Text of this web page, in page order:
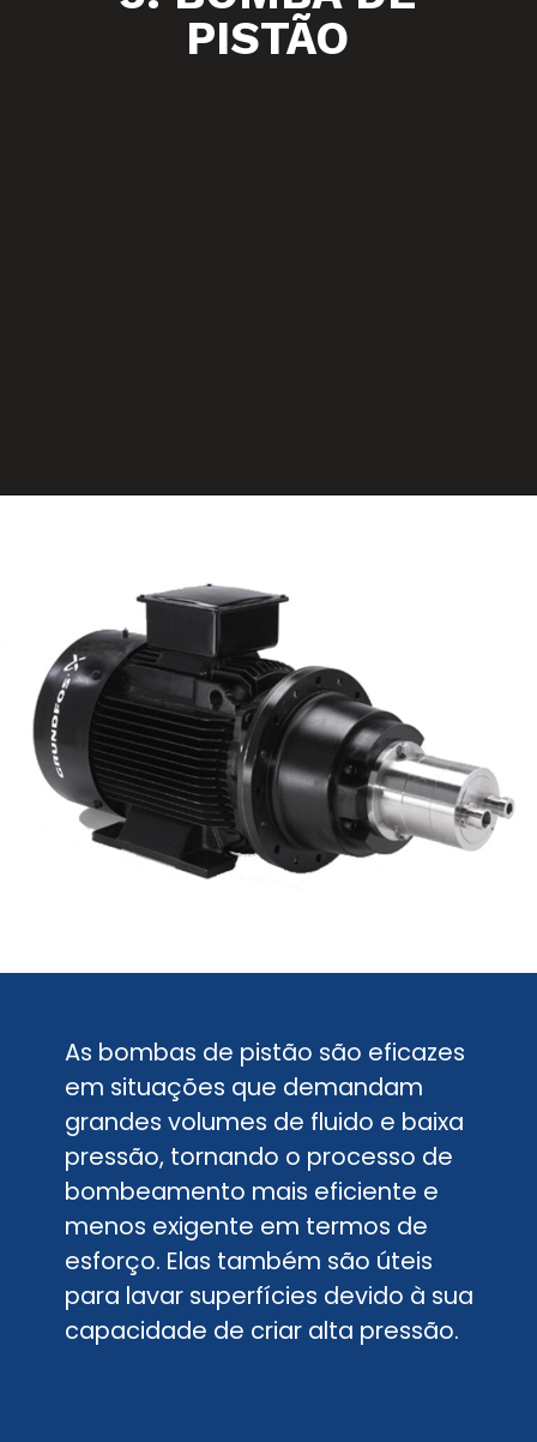
PISTÃO
As bombas de pistão são eficazes
em situações que demandam
grandes volumes de fluido e baixa
pressão, tornando o processo de
bombeamento mais eficiente e
menos exigente em termos de
esforço. Elas também são úteis
para lavar superfícies devido à sua
capacidade de criar alta pressão.